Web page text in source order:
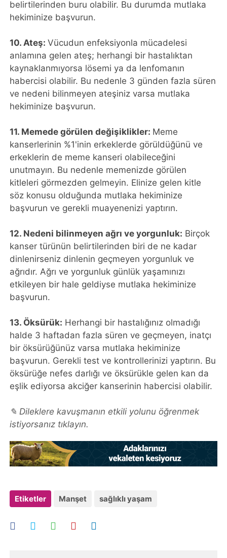
belirtilerinden buru olabilir. Bu durumda mutlaka
hekiminize başvurun.
10. Ateş:Vücudun enfeksiyonla mücadelesi
anlamına gelen ateş; herhangi bir hastalıktan
kaynaklanmıyorsa lösemi ya da lenfomanın
habercisi olabilir. Bu nedenle 3 günden fazla süren
ve nedeni bilinmeyen ateşiniz varsa mutlaka
hekiminize başvurun.
11. Memede görülen değişiklikler: Meme
kanserlerinin %1'inin erkeklerde görüldüğünü ve
erkeklerin de meme kanseri olabileceğini
unutmayın. Bu nedenle memenizde görülen
kitleleri görmezden gelmeyin. Elinize gelen kitle
söz konusu olduğunda mutlaka hekiminize
başvurun ve gerekli muayenenizi yaptırın.
12. Nedeni bilinmeyen ağrı ve yorgunluk: Birçok
kanser türünün belirtilerinden biri de ne kadar
dinlenirseniz dinlenin geçmeyen yorgunluk ve
ağrıdır. Ağrı ve yorgunluk günlük yaşamınızı
etkileyen bir hale geldiyse mutlaka hekiminize
başvurun.
13. Öksürük: Herhangi bir hastalığınız olmadığı
halde 3 haftadan fazla süren ve geçmeyen, inatçı
bir öksürüğünüz varsa mutlaka hekiminize
başvurun. Gerekli test ve kontrollerinizi yaptırın. Bu
öksürüğe nefes darlığı ve öksürükle gelen kan da
eşlik ediyorsa akciğer kanserinin habercisi olabilir.
✎ Dileklere kavuşmanın etkili yolunu öğrenmek
istiyorsanız tıklayın.
Etiketler Manşet sağlıklı yaşam